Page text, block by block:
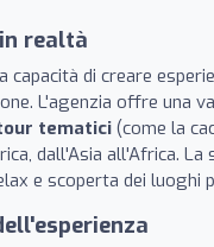
realtà
di creare
L'agenzia offre una
tematici(come la
dall'Asia all'Africa.
e scoperta dei luoghi